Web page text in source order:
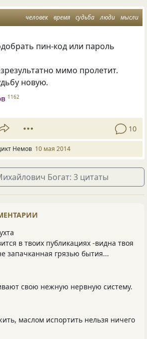
человек время судьба люди мысли
пин-код или пароль
мимо пролетит.
новую.
1162
10
Немов 10 мая 2014
Богат: 3 цитаты
в твоих публикациях -видна твоя
запачканная грязью бытия...
свою нежную нервную систему.
маслом испортить нельзя ничего